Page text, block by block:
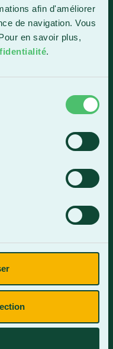
afin d'améliorer
de navigation. Vous
en savoir plus,
.
Contactez-nous